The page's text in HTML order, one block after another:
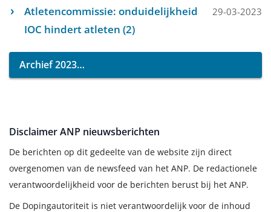
Atletencommissie: onduidelijkheid
IOC hindert atleten (2)
29-03-2023
Archief 2023
Disclaimer ANP nieuwsberichten
De berichten op dit gedeelte van de website zijn direct
overgenomen van de newsfeed van het ANP. De redactionele
verantwoordelijkheid voor de berichten berust bij het ANP.
De Dopingautoriteit is niet verantwoordelijk voor de inhoud